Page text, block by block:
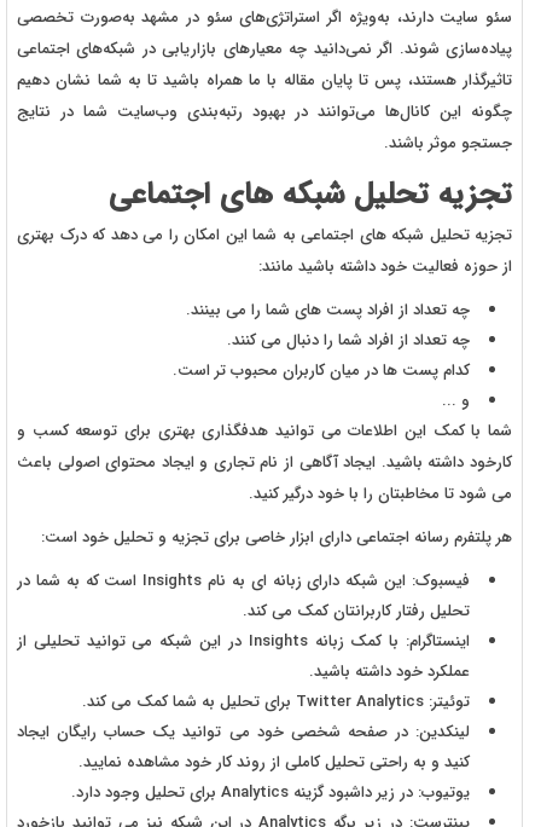
سئو سایت دارند، به‌ویژه اگر استراتژی‌های سئو در مشهد به‌صورت تخصصی
پیاده‌سازی شوند. اگر نمی‌دانید چه معیارهای بازاریابی در شبکه‌های اجتماعی
تاثیرگذار هستند، پس تا پایان مقاله با ما همراه باشید تا به شما نشان دهیم
چگونه این کانال‌ها می‌توانند در بهبود رتبه‌بندی وب‌سایت شما در نتایج
جستجو موثر باشند.
تجزیه تحلیل شبکه های اجتماعی
تجزیه تحلیل شبکه های اجتماعی به شما این امکان را می دهد که درک بهتری
از حوزه فعالیت خود داشته باشید مانند:
چه تعداد از افراد پست های شما را می بینند.
چه تعداد از افراد شما را دنبال می کنند.
کدام پست ها در میان کاربران محبوب تر است.
و ...
شما با کمک این اطلاعات می توانید هدفگذاری بهتری برای توسعه کسب و
کارخود داشته باشید. ایجاد آگاهی از نام تجاری و ایجاد محتوای اصولی باعث
می شود تا مخاطبتان را با خود درگیر کنید.
هر پلتفرم رسانه اجتماعی دارای ابزار خاصی برای تجزیه و تحلیل خود است:
فیسبوک: این شبکه دارای زبانه ای به نام Insights است که به شما در
تحلیل رفتار کاربرانتان کمک می کند.
اینستاگرام: با کمک زبانه Insights در این شبکه می توانید تحلیلی از
عملکرد خود داشته باشید.
توئیتر: Twitter Analytics برای تحلیل به شما کمک می کند.
لینکدین: در صفحه شخصی خود می توانید یک حساب رایگان ایجاد
کنید و به راحتی تحلیل کاملی از روند کار خود مشاهده نمایید.
یوتیوب: در زیر داشبود گزینه Analytics برای تحلیل وجود دارد.